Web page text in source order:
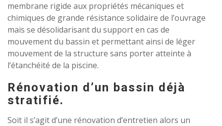
membrane rigide aux propriétés mécaniques et
chimiques de grande résistance solidaire de l’ouvrage
mais se désolidarisant du support en cas de
mouvement du bassin et permettant ainsi de léger
mouvement de la structure sans porter atteinte à
l’étanchéité de la piscine.
Rénovation d’un bassin déjà
stratifié.
Soit il s’agit d’une rénovation d’entretien alors un